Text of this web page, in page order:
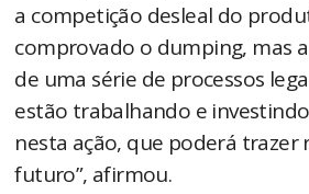
a competição desleal do
comprovado o dumping, mas
de uma série de processos
estão trabalhando e
nesta ação, que poderá trazer
futuro”, afirmou.